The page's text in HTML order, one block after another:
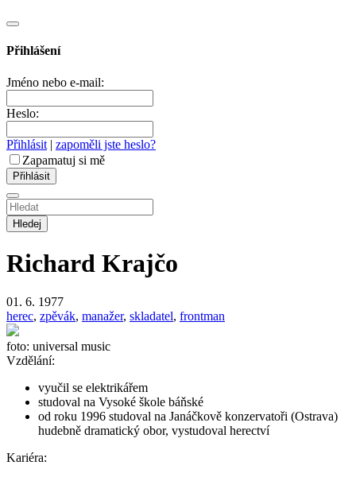
Přihlášení
Jméno nebo e-mail:
Heslo:
Přihlásit | zapoměli jste heslo?
Zapamatuj si mě
Hledej
Richard Krajčo
01. 6. 1977
herec, zpěvák, manažer, skladatel, frontman
foto: universal music
Vzdělání:
vyučil se elektrikářem
studoval na Vysoké škole báňské
od roku 1996 studoval na Janáčkově konzervatoři (Ostrava)
hudebně dramatický obor, vystudoval herectví
Kariéra: